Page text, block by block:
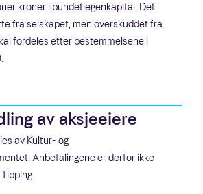
kroner i bundet egenkapital. Det
fra selskapet, men overskuddet fra
fordeles etter bestemmelsene i
av aksjeeiere
av Kultur- og
Anbefalingene er derfor ikke